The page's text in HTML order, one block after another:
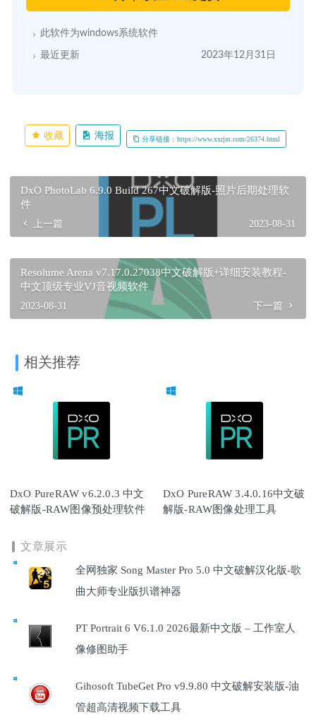
此软件为windows系统软件
最近更新 2023年12月31日
收藏 海报 分享链接：https://www.xxrjm.com/26374.html
DxO PhotoLab 6.9.0 Build 267中文破解版-照片后期处理软
件
上一篇 2023-08-31
Resolume Arena v7.17.0.27038中文破解版+详细安装教程-
中文顶级专业VJ音视频软件
2023-08-31 下一篇
相关推荐
DxO PureRAW v6.2.0.3 中文
破解版-RAW图像预处理软件
DxO PureRAW 3.4.0.16中文破
解版-RAW图像处理工具
文章展示
全网独家 Song Master Pro 5.0 中文破解汉化版-歌
曲大师专业版扒谱神器
PT Portrait 6 V6.1.0 2026最新中文版 – 工作室人
像修图助手
Gihosoft TubeGet Pro v9.9.80 中文破解安装版-油
管超高清视频下载工具